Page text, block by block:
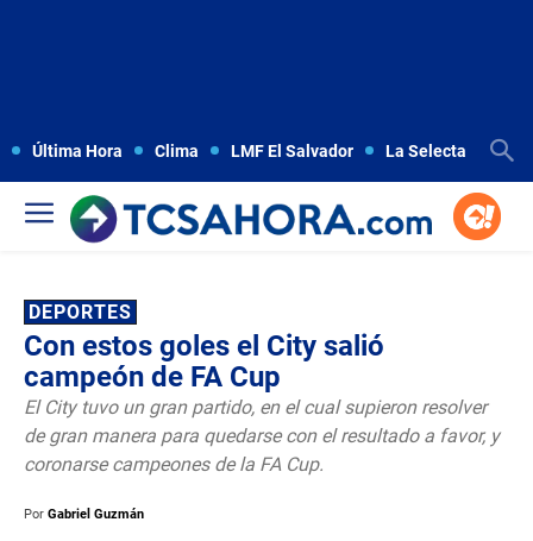
Última Hora Clima LMF El Salvador La Selecta
DEPORTES
Con estos goles el City salió
campeón de FA Cup
El City tuvo un gran partido, en el cual supieron resolver
de gran manera para quedarse con el resultado a favor, y
coronarse campeones de la FA Cup.
Por Gabriel Guzmán